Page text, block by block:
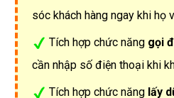
sóc khách hàng ngay khi họ
Tích hợp chức năng gọi
cần nhập số điện thoại khi
Tích hợp chức năng lấy